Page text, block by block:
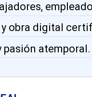
y obra digital
pasión atemporal.